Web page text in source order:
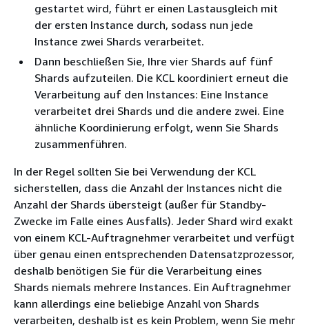
gestartet wird, führt er einen Lastausgleich mit
der ersten Instance durch, sodass nun jede
Instance zwei Shards verarbeitet.
Dann beschließen Sie, Ihre vier Shards auf fünf
Shards aufzuteilen. Die KCL koordiniert erneut die
Verarbeitung auf den Instances: Eine Instance
verarbeitet drei Shards und die andere zwei. Eine
ähnliche Koordinierung erfolgt, wenn Sie Shards
zusammenführen.
In der Regel sollten Sie bei Verwendung der KCL
sicherstellen, dass die Anzahl der Instances nicht die
Anzahl der Shards übersteigt (außer für Standby-
Zwecke im Falle eines Ausfalls). Jeder Shard wird exakt
von einem KCL-Auftragnehmer verarbeitet und verfügt
über genau einen entsprechenden Datensatzprozessor,
deshalb benötigen Sie für die Verarbeitung eines
Shards niemals mehrere Instances. Ein Auftragnehmer
kann allerdings eine beliebige Anzahl von Shards
verarbeiten, deshalb ist es kein Problem, wenn Sie mehr